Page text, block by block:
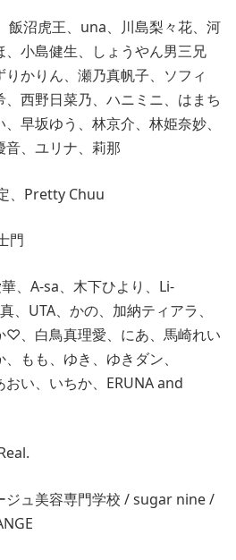
飯沼虎王、una、川島梨々花、河
小島健生、しょうやん男三兄
かりん、瀬乃真帆子、ソフィ
西野日菜乃、ハニミニ、はまち
早坂ゆう、林京介、林姫奈妙、
、ユリナ、莉那
、Pretty Chuu
門
華、A-sa、木下ひより、Li-
、UTA、かの、加納ティアラ、
、白鳥真理愛、にあ、馬崎れい
もも、ゆき、ゆきダン、
い、いちか、ERUNA and
ジュ美容専門学校 / sugar nine /